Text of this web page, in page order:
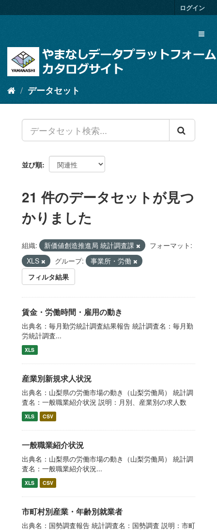
キ
ログイン
データセット
並び順
21 件のデータセットが見つ
かりました
組織: 新価値創造推進局 統計調査課
フォーマット:
XLS
グループ:
事業所・労働
フィルタ結果
賃金・労働時間・雇用の動き
出典名：毎月勤労統計調査結果報告 統計調査名：毎月勤
労統計調査...
XLS
産業別新規求人状況
出典名：山梨県の労働市場の動き（山梨労働局） 統計調
査名：一般職業紹介状況 説明：月別、産業別の求人数
XLS CSV
一般職業紹介状況
出典名：山梨県の労働市場の動き（山梨労働局） 統計調
査名：一般職業紹介状況...
XLS CSV
市町村別産業・年齢別就業者
出典名：国勢調査報告 統計調査名：国勢調査 説明：市町